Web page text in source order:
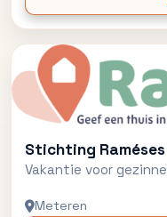
Stichting Raméses
Vakantie voor
Meteren